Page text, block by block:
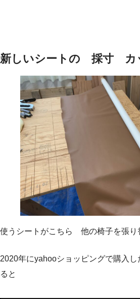
新しいシートの 採寸 カ
使うシートがこちら 他の椅子を張り
2020年にyahooショッピングで購入
ると